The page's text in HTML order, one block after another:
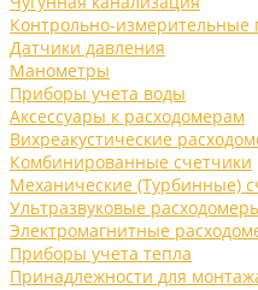
Контрольно-измерительные
Датчики давления
Манометры
Приборы учета воды
Аксессуары к расходомерам
Вихреакустические
Комбинированные счетчики
Механические (Турбинные)
Ультразвуковые
Электромагнитные
Приборы учета тепла
Принадлежности для